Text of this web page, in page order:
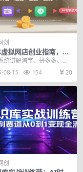
创
拟网店创业指南，含
营、选品等全流程，
运营及蓝海选品策略
统讲解淘宝、拼多多、抖
的虚拟网店运营全流程，
册、基础设置...
08-15 154 20
创